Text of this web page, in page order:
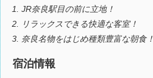
JR奈良駅目の前に立地！
リラックスできる快適な客室！
奈良名物をはじめ種類豊富な朝食！
宿泊情報